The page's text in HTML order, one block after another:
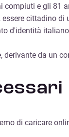
compiuti e gli 81
cittadino
d'identità
derivante da un
di caricare